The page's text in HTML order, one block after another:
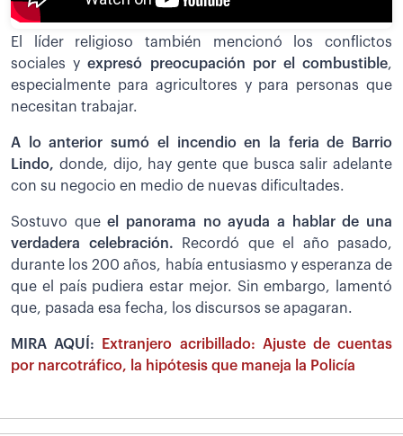
El líder religioso también mencionó los conflictos
sociales y expresó preocupación por el combustible,
especialmente para agricultores y para personas que
necesitan trabajar.
A lo anterior sumó el incendio en la feria de Barrio
Lindo, donde, dijo, hay gente que busca salir adelante
con su negocio en medio de nuevas dificultades.
Sostuvo queel panorama no ayuda a hablar de una
verdadera celebración.
Recordó que el año pasado,
durante los 200 años, había entusiasmo y esperanza de
que el país pudiera estar mejor. Sin embargo, lamentó
que, pasada esa fecha, los discursos se apagaran.
MIRA AQUÍ:
Extranjero acribillado: Ajuste de cuentas
por narcotráfico, la hipótesis que maneja la Policía